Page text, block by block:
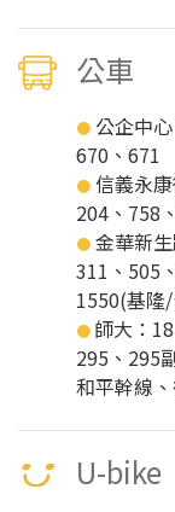
公車
● 公企中
670、671
● 信義永
204、758
● 金華新
311、505
1550(基隆
● 師大：
295、295
和平幹線
U-bike